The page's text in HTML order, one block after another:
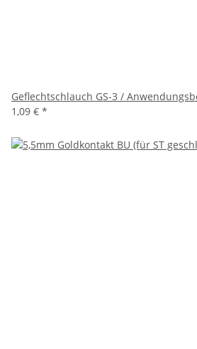
Geflechtschlauch GS-3 /
1,09 € *